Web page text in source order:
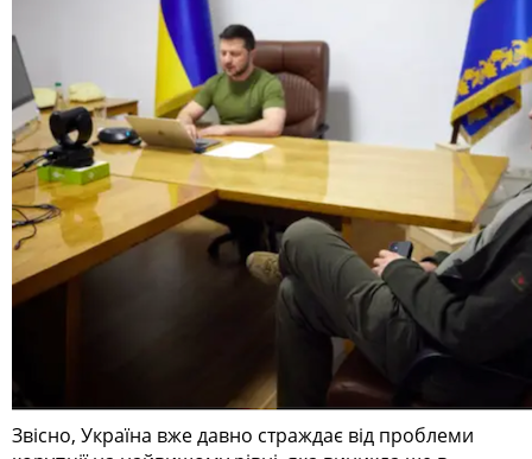
Звісно, Україна вже давно страждає від проблеми